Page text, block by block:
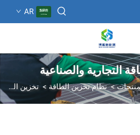
AR
التجارية والصناعية
>نظام تخزين الطاقة > تخزين الطاقة التجارية والصناعية